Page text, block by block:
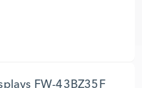
Display WA65F -